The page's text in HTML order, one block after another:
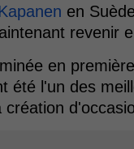
en
revenir
en
été l'un des